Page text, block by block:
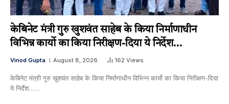
केबिनेट मंत्री गुरु खुशवंत साहेब के किया निर्माणाधीन
विभिन्न कार्यो का किया निरीक्षण-दिया ये निर्देश…
Vinod Gupta August 8, 2026 162 Views
केबिनेट मंत्री गुरु खुशवंत साहेब के किया निर्माणाधीन विभिन्न कार्यो का किया निरीक्षण-दिया
ये निर्देश……